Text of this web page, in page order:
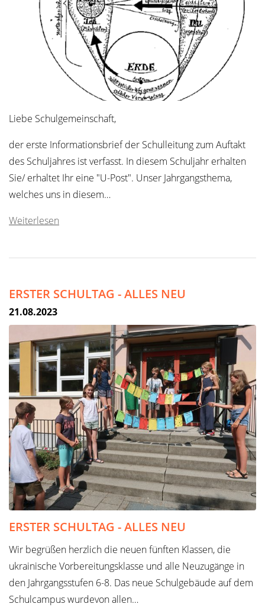
Liebe Schulgemeinschaft,
der erste Informationsbrief der Schulleitung zum Auftakt
des Schuljahres ist verfasst. In diesem Schuljahr erhalten
Sie/ erhaltet Ihr eine "U-Post". Unser Jahrgangsthema,
welches uns in diesem…
Weiterlesen
ERSTER SCHULTAG - ALLES NEU
21.08.2023
ERSTER SCHULTAG - ALLES NEU
Wir begrüßen herzlich die neuen fünften Klassen, die
ukrainische Vorbereitungsklasse und alle Neuzugänge in
den Jahrgangsstufen 6-8. Das neue Schulgebäude auf dem
Schulcampus wurdevon allen…